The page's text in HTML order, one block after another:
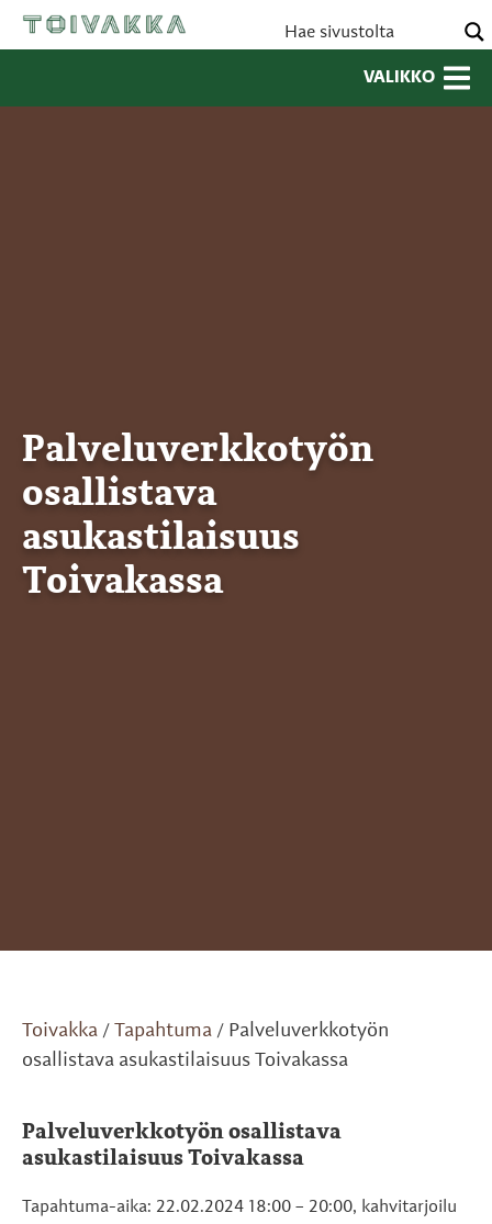
VALIKKO
Palveluverkkotyön
osallistava
asukastilaisuus
Toivakassa
Toivakka / Tapahtuma / Palveluverkkotyön
osallistava asukastilaisuus Toivakassa
Palveluverkkotyön osallistava
asukastilaisuus Toivakassa
Tapahtuma-aika: 22.02.2024 18:00 – 20:00, kahvitarjoilu